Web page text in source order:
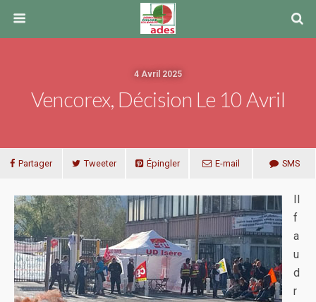
4 Avril 2025
Vencorex, Décision Le 10 Avril
Partager Tweeter Épingler E-mail SMS
Il
f
a
u
d
r